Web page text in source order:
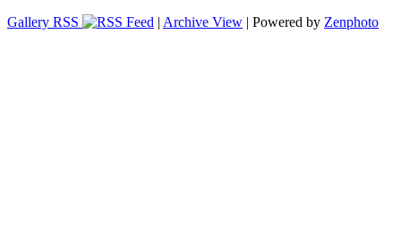
Gallery RSS
| Archive View | Powered by Zenphoto